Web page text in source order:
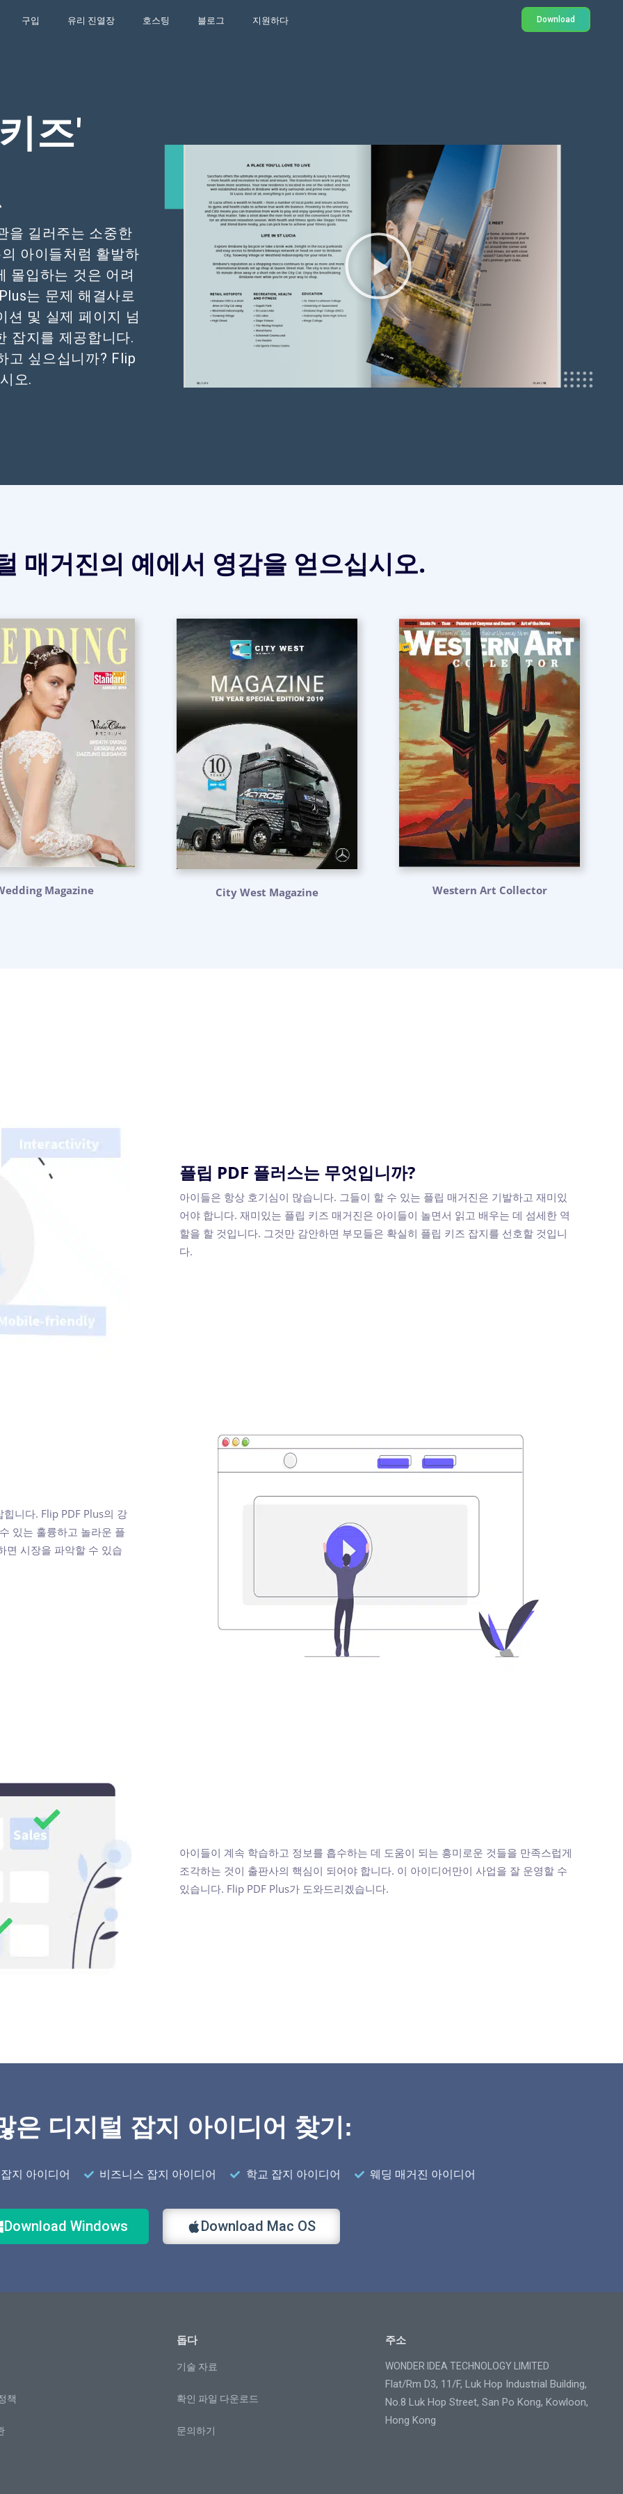
구입 유리 진열장 호스팅 블로그 지원하다 Download
즈'
을 길러주는 소중한
아이들처럼 활발하
몰입하는 것은 어려
는 문제 해결사로
션 및 실제 페이지 넘
잡지를 제공합니다.
고 싶으십니까? Flip
오.
매거진의 예에서 영감을 얻으십시오.
Magazine City West Magazine Western Art Collector
플립 PDF 플러스는 무엇입니까?
아이들은 항상 호기심이 많습니다. 그들이 할 수 있는 플립 매거진은 기발하고 재미있
어야 합니다. 재미있는 플립 키즈 매거진은 아이들이 놀면서 읽고 배우는 데 섬세한 역
할을 할 것입니다. 그것만 감안하면 부모들은 확실히 플립 키즈 잡지를 선호할 것입니
다.
니다. Flip PDF Plus의 강
있는 훌륭하고 놀라운 플
면 시장을 파악할 수 있습
아이들이 계속 학습하고 정보를 흡수하는 데 도움이 되는 흥미로운 것들을 만족스럽게
조각하는 것이 출판사의 핵심이 되어야 합니다. 이 아이디어만이 사업을 잘 운영할 수
있습니다. Flip PDF Plus가 도와드리겠습니다.
은 디지털 잡지 아이디어 찾기:
지 아이디어 비즈니스 잡지 아이디어 학교 잡지 아이디어 웨딩 매거진 아이디어
Download Windows Download Mac OS
책
돕다
기술 자료
확인 파일 다운로드
문의하기
주소
WONDER IDEA TECHNOLOGY LIMITED
Flat/Rm D3, 11/F, Luk Hop Industrial Building,
No.8 Luk Hop Street, San Po Kong, Kowloon,
Hong Kong